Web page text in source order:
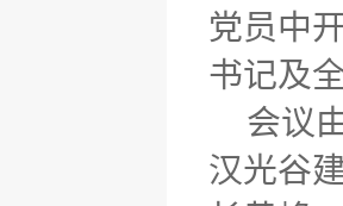
党员中
书记及
会议由
汉光谷